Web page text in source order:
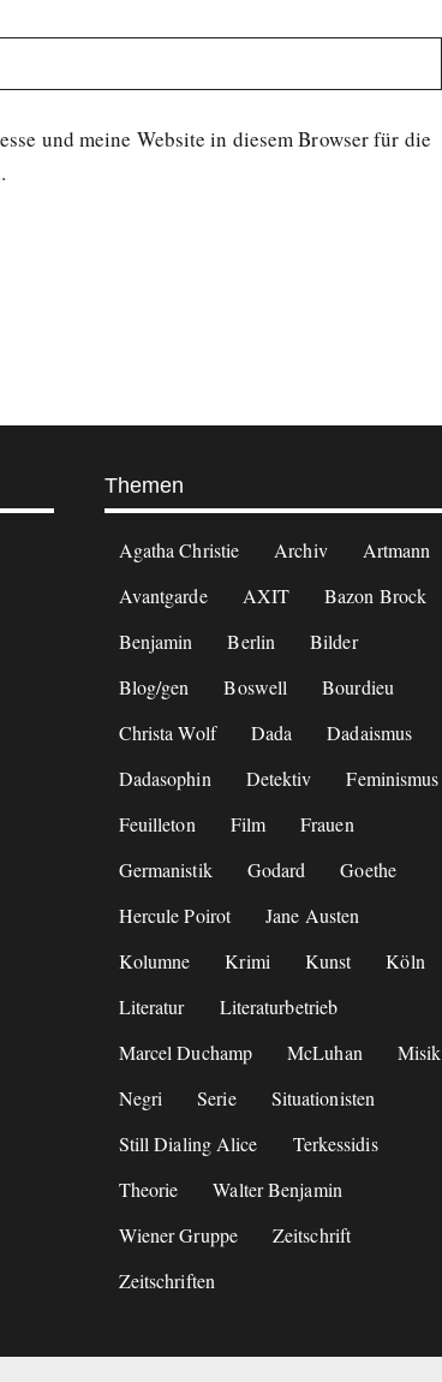
und meine Website in diesem Browser für die
Themen
Agatha Christie Archiv
Artmann
Avantgarde
AXIT
Bazon Brock
Benjamin
Berlin
Bilder
Blog/gen
Boswell
Bourdieu
Christa Wolf
Dada
Dadaismus
Dadasophin
Detektiv
Feminismus
Feuilleton
Film
Frauen
Germanistik
Godard
Goethe
Hercule Poirot
Jane Austen
Kolumne
Krimi Kunst
Köln
Literatur
Literaturbetrieb
Marcel Duchamp
McLuhan
Misik
Negri
Serie
Situationisten
Still Dialing Alice
Terkessidis
Theorie
Walter Benjamin
Wiener Gruppe
Zeitschrift
Zeitschriften